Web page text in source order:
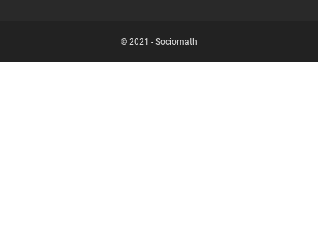
© 2021 - Sociomath